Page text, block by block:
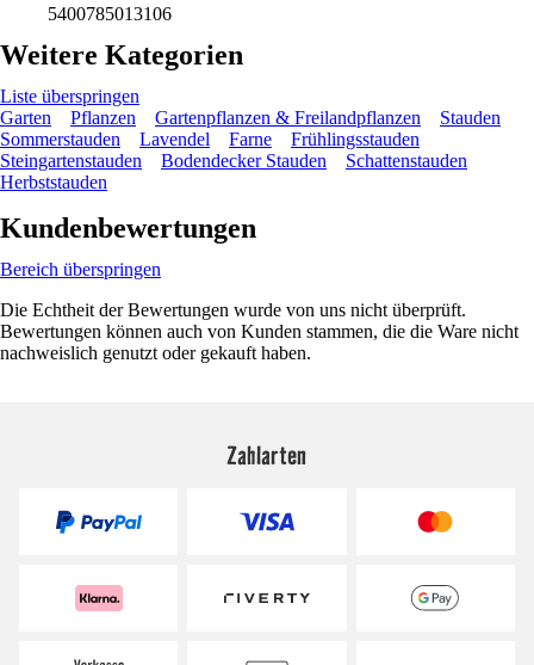
5400785013106
Weitere Kategorien
Liste überspringen
Garten
Pflanzen Gartenpflanzen & Freilandpflanzen
Stauden
Sommerstauden
Lavendel Farne
Frühlingsstauden
Steingartenstauden
Bodendecker Stauden
Schattenstauden
Herbststauden
Kundenbewertungen
Bereich überspringen
Die Echtheit der Bewertungen wurde von uns nicht überprüft.
Bewertungen können auch von Kunden stammen, die die Ware nicht
nachweislich genutzt oder gekauft haben.
Zahlarten